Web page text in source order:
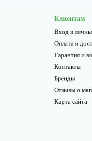
Клиентам
Вход в
Оплата и
Гарантия и
Контакты
Бренды
Отзывы о
Карта сайта